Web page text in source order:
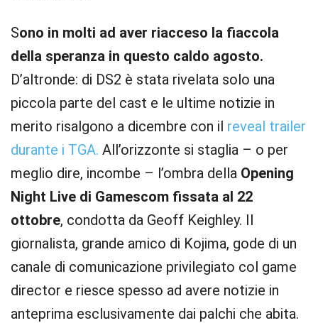
Sono in molti ad aver riacceso la fiaccola
della speranza in questo caldo agosto.
D’altronde: di DS2 è stata rivelata solo una
piccola parte del cast e le ultime notizie in
merito risalgono a dicembre con il reveal trailer
durante i TGA. All’orizzonte si staglia – o per
meglio dire, incombe – l’ombra della Opening
Night Live di Gamescom fissata al 22
ottobre, condotta da Geoff Keighley. Il
giornalista, grande amico di Kojima, gode di un
canale di comunicazione privilegiato col game
director e riesce spesso ad avere notizie in
anteprima esclusivamente dai palchi che abita.